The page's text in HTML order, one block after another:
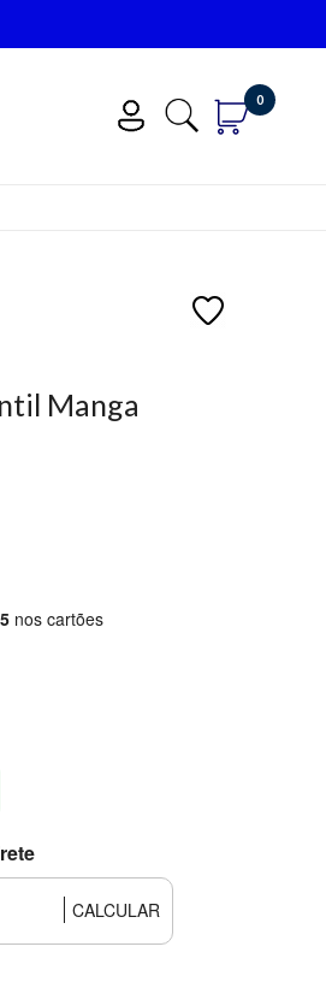
0
Manga
nos cartões
CALCULAR